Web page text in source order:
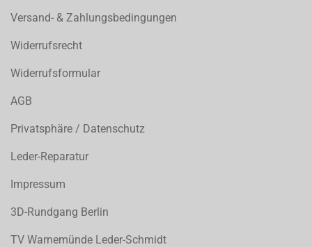
Versand- & Zahlungsbedingungen
Widerrufsrecht
Widerrufsformular
AGB
Privatsphäre / Datenschutz
Leder-Reparatur
Impressum
3D-Rundgang Berlin
TV Warnemünde Leder-Schmidt